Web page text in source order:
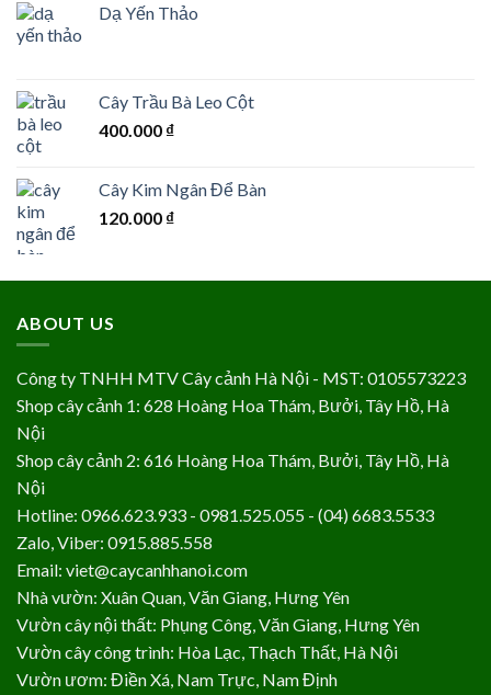
Dạ Yến Thảo
Cây Trầu Bà Leo Cột
400.000 ₫
Cây Kim Ngân Để Bàn
120.000 ₫
ABOUT US
Công ty TNHH MTV Cây cảnh Hà Nội - MST: 0105573223
Shop cây cảnh 1: 628 Hoàng Hoa Thám, Bưởi, Tây Hồ, Hà
Nội
Shop cây cảnh 2: 616 Hoàng Hoa Thám, Bưởi, Tây Hồ, Hà
Nội
Hotline: 0966.623.933 - 0981.525.055 - (04) 6683.5533
Zalo, Viber: 0915.885.558
Email: viet@caycanhhanoi.com
Nhà vườn: Xuân Quan, Văn Giang, Hưng Yên
Vườn cây nội thất: Phụng Công, Văn Giang, Hưng Yên
Vườn cây công trình: Hòa Lạc, Thạch Thất, Hà Nội
Vườn ươm: Điền Xá, Nam Trực, Nam Định